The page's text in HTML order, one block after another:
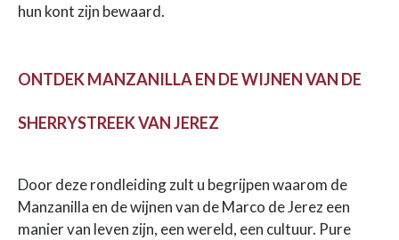
hun kont zijn bewaard.
ONTDEK MANZANILLA EN DE WIJNEN VAN DE
SHERRYSTREEK VAN JEREZ
Door deze rondleiding zult u begrijpen waarom de
Manzanilla en de wijnen van de Marco de Jerez een
manier van leven zijn, een wereld, een cultuur. Pure